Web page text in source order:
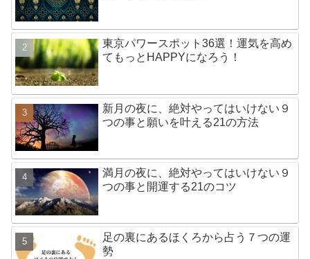
東京パワースポット36選！運気を高め
てもっとHAPPYになろう！
新月の夜に、絶対やってはいけない９
つの事と願いを叶える21の方法
満月の夜に、絶対やってはいけない９
つの事と開運する21のコツ
足の裏にあるほくろから占う７つの運
勢